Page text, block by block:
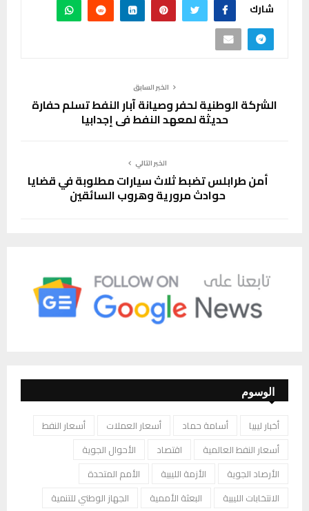
شارك
الخبر السابق
الشركة الوطنية لحفر وصيانة آبار النفط تسلم حفارة
حديثة لمعهد النفط في إجدابيا
الخبر التالي
أمن طرابلس تضبط ثلاث سيارات مطلوبة في قضايا
حوادث مرورية وهروب السائقين
الوسوم
أخبار ليبيا أسامة حماد أسعار العملات
أسعار النفط
أسعار النفط العالمية
اقتصاد
الأحوال الجوية
الأرصاد الجوية
الأزمة الليبية
الأمم المتحدة
الانتخابات الليبية
البعثة الأممية
الجهاز الوطني للتنمية